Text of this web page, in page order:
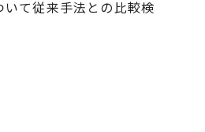
て従来手法との比較検